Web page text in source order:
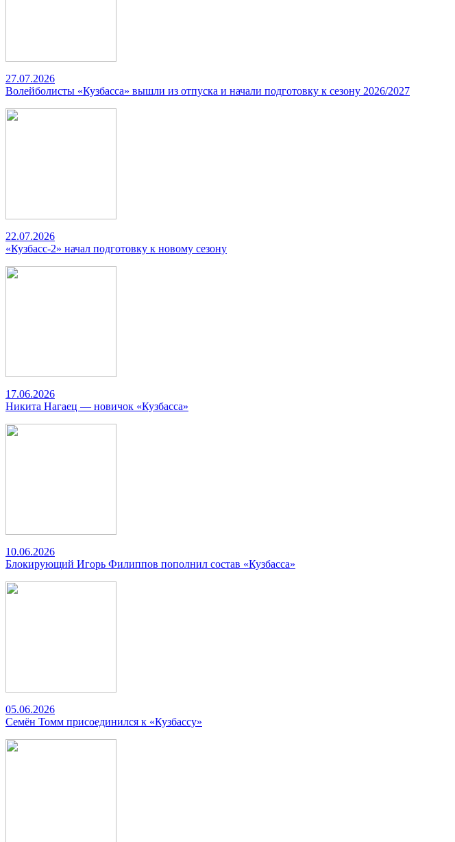
27.07.2026
Волейболисты «Кузбасса» вышли из отпуска и начали подготовку к сезону 2026/2027
22.07.2026
«Кузбасс-2» начал подготовку к новому сезону
17.06.2026
Никита Нагаец — новичок «Кузбасса»
10.06.2026
Блокирующий Игорь Филиппов пополнил состав «Кузбасса»
05.06.2026
Семён Томм присоединился к «Кузбассу»